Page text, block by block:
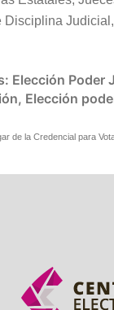
Disciplina
Elección Poder
, Elección